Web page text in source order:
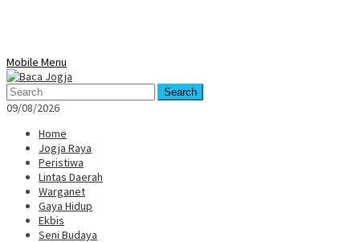
Mobile Menu
Search
09/08/2026
Home
Jogja Raya
Peristiwa
Lintas Daerah
Warganet
Gaya Hidup
Ekbis
Seni Budaya